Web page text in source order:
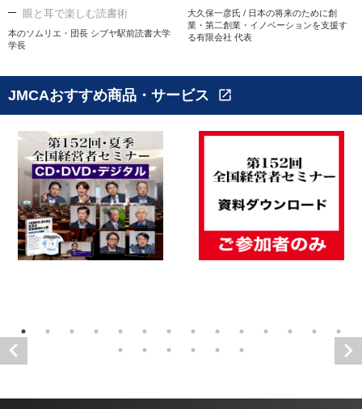
眼と耳で楽しむ読書術
本のソムリエ・団長 シブヤ駅前読書大学
学長
大久保一彦氏 / 日本の将来のために創
業・第二創業・イノベーションを支援す
る有限会社 代表
JMCAおすすめ商品・サービス open_in_new